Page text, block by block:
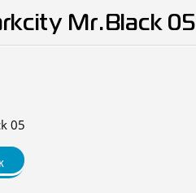
Mr.Black 05
05